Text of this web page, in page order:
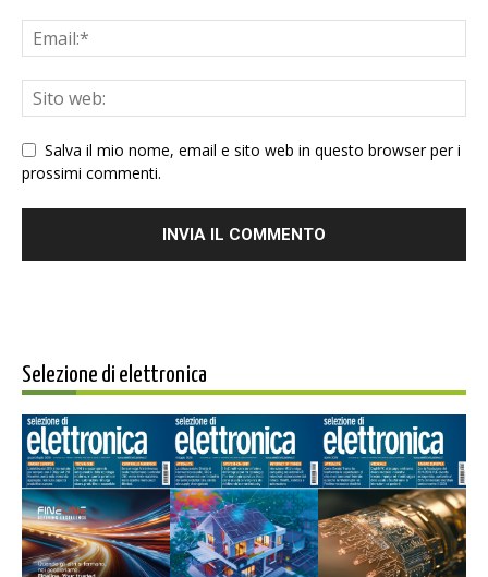
Salva il mio nome, email e sito web in questo browser per i
prossimi commenti.
Selezione di elettronica